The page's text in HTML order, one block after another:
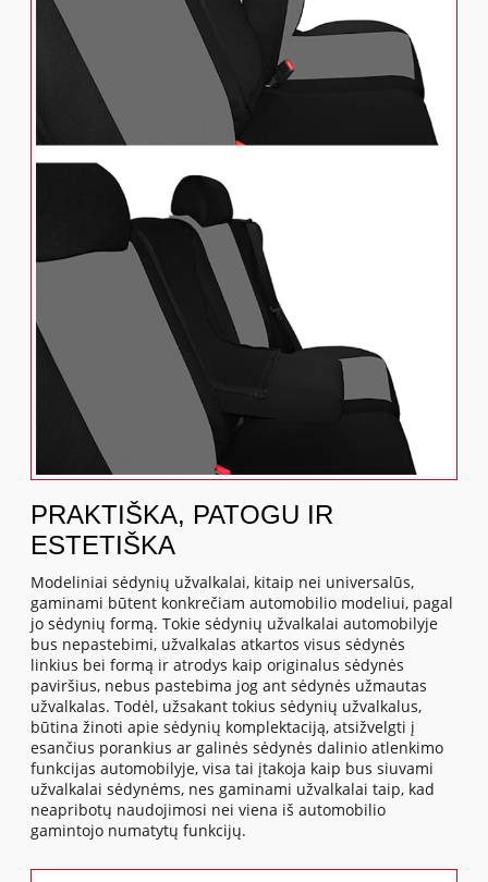
PRAKTIŠKA, PATOGU IR
ESTETIŠKA
Modeliniai sėdynių užvalkalai, kitaip nei universalūs,
gaminami būtent konkrečiam automobilio modeliui, pagal
jo sėdynių formą. Tokie sėdynių užvalkalai automobilyje
bus nepastebimi, užvalkalas atkartos visus sėdynės
linkius bei formą ir atrodys kaip originalus sėdynės
paviršius, nebus pastebima jog ant sėdynės užmautas
užvalkalas. Todėl, užsakant tokius sėdynių užvalkalus,
būtina žinoti apie sėdynių komplektaciją, atsižvelgti į
esančius porankius ar galinės sėdynės dalinio atlenkimo
funkcijas automobilyje, visa tai įtakoja kaip bus siuvami
užvalkalai sėdynėms, nes gaminami užvalkalai taip, kad
neapribotų naudojimosi nei viena iš automobilio
gamintojo numatytų funkcijų.